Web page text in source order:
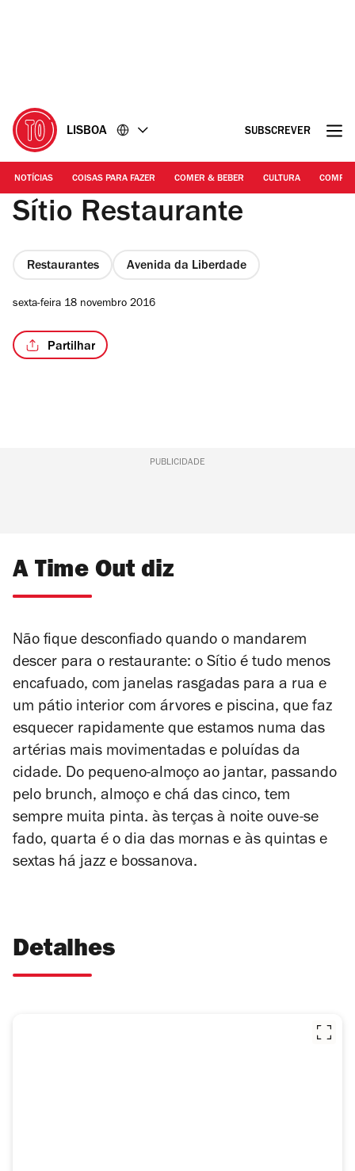
LISBOA SUBSCREVER
NOTÍCIAS COISAS PARA FAZER COMER & BEBER CULTURA
Sítio Restaurante
Restaurantes Avenida da Liberdade
sexta-feira 18 novembro 2016
Partilhar
PUBLICIDADE
A Time Out diz
Não fique desconfiado quando o mandarem
descer para o restaurante: o Sítio é tudo menos
encafuado, com janelas rasgadas para a rua e
um pátio interior com árvores e piscina, que faz
esquecer rapidamente que estamos numa das
artérias mais movimentadas e poluídas da
cidade. Do pequeno-almoço ao jantar, passando
pelo brunch, almoço e chá das cinco, tem
sempre muita pinta. às terças à noite ouve-se
fado, quarta é o dia das mornas e às quintas e
sextas há jazz e bossanova.
Detalhes